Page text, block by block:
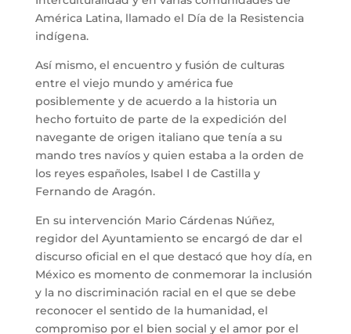
América Latina, llamado el Día de la Resistencia
indígena.
Así mismo, el encuentro y fusión de culturas
entre el viejo mundo y américa fue
posiblemente y de acuerdo a la historia un
hecho fortuito de parte de la expedición del
navegante de origen italiano que tenía a su
mando tres navíos y quien estaba a la orden de
los reyes españoles, Isabel I de Castilla y
Fernando de Aragón.
En su intervención Mario Cárdenas Núñez,
regidor del Ayuntamiento se encargó de dar el
discurso oficial en el que destacó que hoy día, en
México es momento de conmemorar la inclusión
y la no discriminación racial en el que se debe
reconocer el sentido de la humanidad, el
compromiso por el bien social y el amor por el